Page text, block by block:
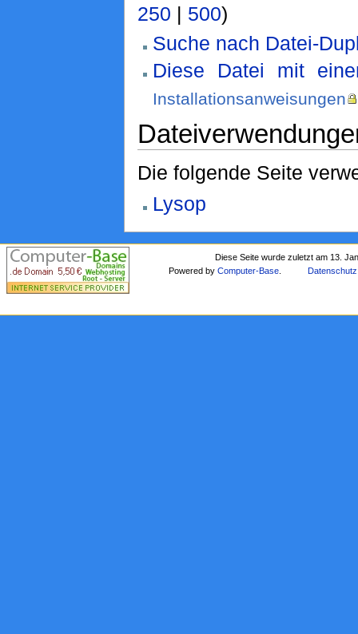
250 | 500)
Suche nach Datei-
Diese Datei mit
Installationsanweisungen
Die folgende Seite
Lysop
Diese Seite wurde zuletzt am 13.
Powered byComputer-Base Datenschutz